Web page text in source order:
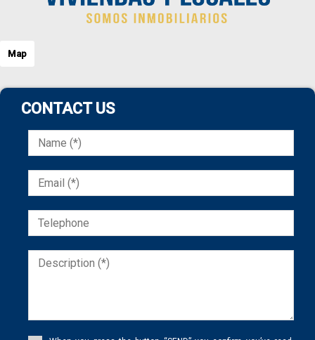
Map
CONTACT US